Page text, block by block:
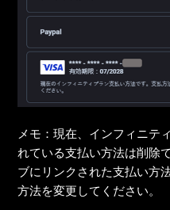
メモ：現在、インフィニテ
れている支払い方法は削除
ブにリンクされた支払い方
方法を変更してください。